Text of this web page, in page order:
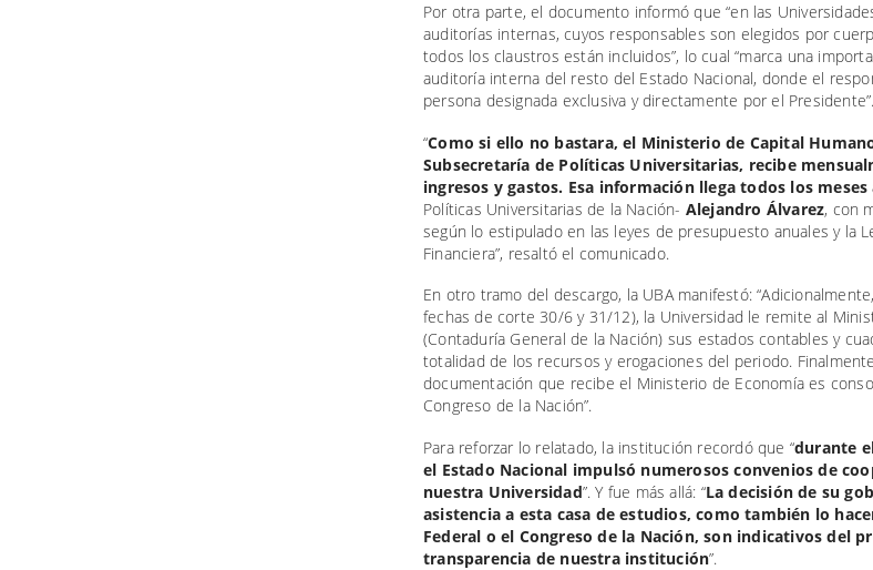
Por otra parte, el documento informó que “en las
auditorías internas, cuyos responsables son elegidos por
todos los claustros están incluidos”, lo cual “marca una
auditoría interna del resto del Estado Nacional, donde el
persona designada exclusiva y directamente por el Presidente”.
“Como si ello no bastara, el Ministerio de Capital
Subsecretaría de Políticas Universitarias, recibe
ingresos y gastos. Esa información llega todos los meses
Políticas Universitarias de la Nación- Alejandro Álvarez, con
según lo estipulado en las leyes de presupuesto anuales y la
Financiera”, resaltó el comunicado.
En otro tramo del descargo, la UBA manifestó:
fechas de corte 30/6 y 31/12), la Universidad le remite al
(Contaduría General de la Nación) sus estados contables y
totalidad de los recursos y erogaciones del periodo.
documentación que recibe el Ministerio de Economía es
Congreso de la Nación”.
Para reforzar lo relatado, la institución recordó que “durante
el Estado Nacional impulsó numerosos convenios de
nuestra Universidad”. Y fue más allá: “La decisión de su
asistencia a esta casa de estudios, como también lo
Federal o el Congreso de la Nación, son indicativos del
transparencia de nuestra institución”.